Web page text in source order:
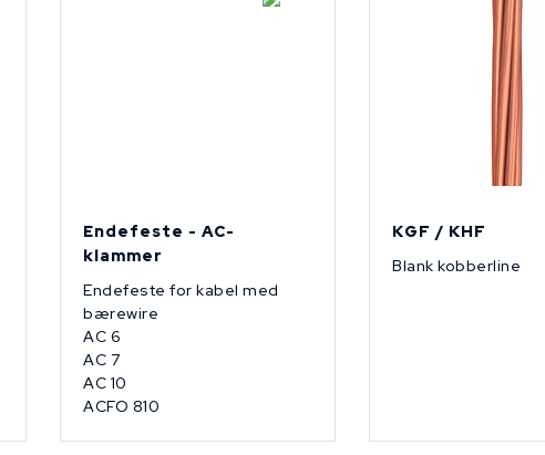
Endefeste - AC-
klammer
Endefeste for kabel med
bærewire
AC 6
AC 7
AC 10
ACFO 810
KGF / KHF
Blank kobberline